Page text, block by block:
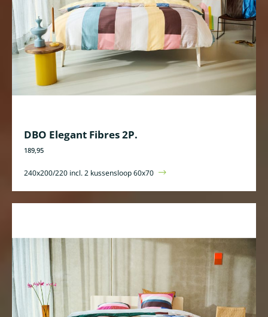
DBO Elegant Fibres 2P.
189,95
240x200/220 incl. 2 kussensloop 60x70